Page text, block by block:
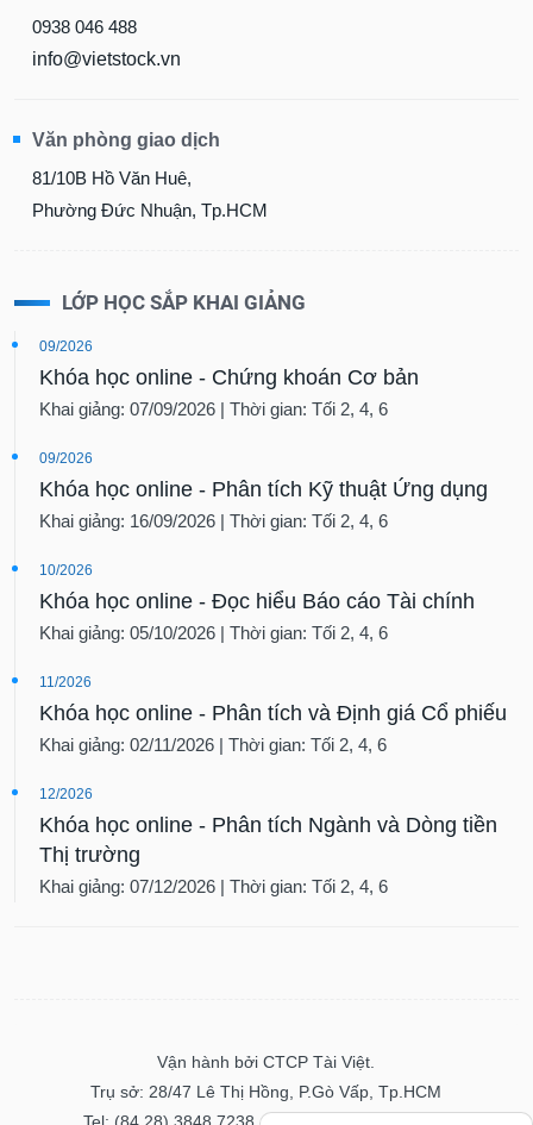
0938 046 488
info@vietstock.vn
Văn phòng giao dịch
81/10B Hồ Văn Huê,
Phường Đức Nhuận, Tp.HCM
LỚP HỌC SẮP KHAI GIẢNG
09/2026
Khóa học online - Chứng khoán Cơ bản
Khai giảng: 07/09/2026 | Thời gian: Tối 2, 4, 6
09/2026
Khóa học online - Phân tích Kỹ thuật Ứng dụng
Khai giảng: 16/09/2026 | Thời gian: Tối 2, 4, 6
10/2026
Khóa học online - Đọc hiểu Báo cáo Tài chính
Khai giảng: 05/10/2026 | Thời gian: Tối 2, 4, 6
11/2026
Khóa học online - Phân tích và Định giá Cổ phiếu
Khai giảng: 02/11/2026 | Thời gian: Tối 2, 4, 6
12/2026
Khóa học online - Phân tích Ngành và Dòng tiền
Thị trường
Khai giảng: 07/12/2026 | Thời gian: Tối 2, 4, 6
Vận hành bởi CTCP Tài Việt.
Trụ sở: 28/47 Lê Thị Hồng, P.Gò Vấp, Tp.HCM